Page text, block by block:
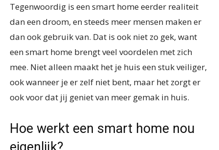
Tegenwoordig is een smart home eerder realiteit
dan een droom, en steeds meer mensen maken er
dan ook gebruik van. Dat is ook niet zo gek, want
een smart home brengt veel voordelen met zich
mee. Niet alleen maakt het je huis een stuk veiliger,
ook wanneer je er zelf niet bent, maar het zorgt er
ook voor dat jij geniet van meer gemak in huis.
Hoe werkt een smart home nou